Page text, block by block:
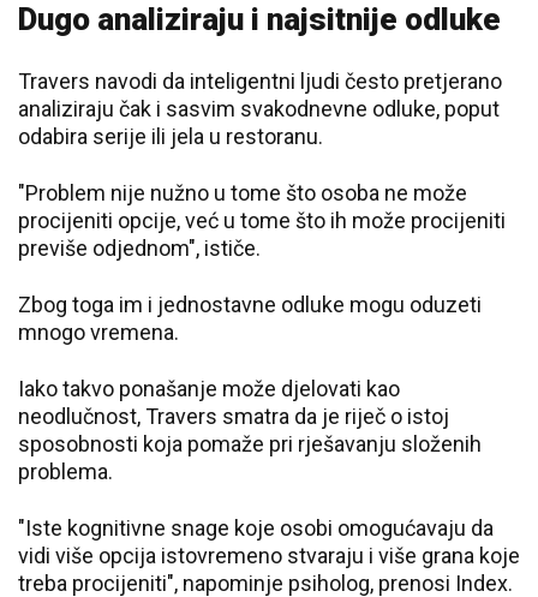
Dugo analiziraju i najsitnije odluke
Travers navodi da inteligentni ljudi često pretjerano
analiziraju čak i sasvim svakodnevne odluke, poput
odabira serije ili jela u restoranu.
"Problem nije nužno u tome što osoba ne može
procijeniti opcije, već u tome što ih može procijeniti
previše odjednom", ističe.
Zbog toga im i jednostavne odluke mogu oduzeti
mnogo vremena.
Iako takvo ponašanje može djelovati kao
neodlučnost, Travers smatra da je riječ o istoj
sposobnosti koja pomaže pri rješavanju složenih
problema.
"Iste kognitivne snage koje osobi omogućavaju da
vidi više opcija istovremeno stvaraju i više grana koje
treba procijeniti", napominje psiholog, prenosi Index.